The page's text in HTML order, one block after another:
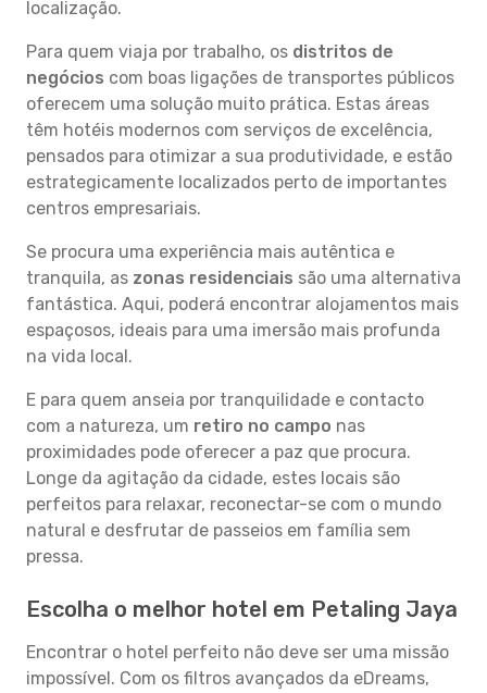
localização.
Para quem viaja por trabalho, os distritos de
negócios com boas ligações de transportes públicos
oferecem uma solução muito prática. Estas áreas
têm hotéis modernos com serviços de excelência,
pensados para otimizar a sua produtividade, e estão
estrategicamente localizados perto de importantes
centros empresariais.
Se procura uma experiência mais autêntica e
tranquila, as zonas residenciais são uma alternativa
fantástica. Aqui, poderá encontrar alojamentos mais
espaçosos, ideais para uma imersão mais profunda
na vida local.
E para quem anseia por tranquilidade e contacto
com a natureza, um retiro no campo nas
proximidades pode oferecer a paz que procura.
Longe da agitação da cidade, estes locais são
perfeitos para relaxar, reconectar-se com o mundo
natural e desfrutar de passeios em família sem
pressa.
Escolha o melhor hotel em Petaling Jaya
Encontrar o hotel perfeito não deve ser uma missão
impossível. Com os filtros avançados da eDreams,